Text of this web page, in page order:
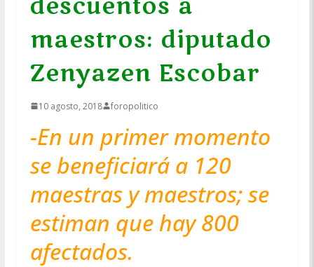
maestros: diputado
Zenyazen Escobar
10 agosto, 2018 foropolitico
-En un primer momento
se beneficiará a 120
maestras y maestros; se
estiman que hay 800
afectados.